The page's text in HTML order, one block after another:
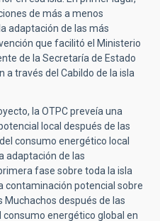
de más a menos
adaptación de las más
que facilitó el Ministerio
de la Secretaría de Estado
a través del Cabildo de la isla
la OTPC preveía una
local después de las
consumo energético local
adaptación de las
fase sobre toda la isla
contaminación potencial sobre
Muchachos después de las
consumo energético global en